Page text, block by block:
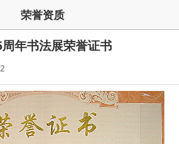
荣誉资质
年书法展荣誉证书